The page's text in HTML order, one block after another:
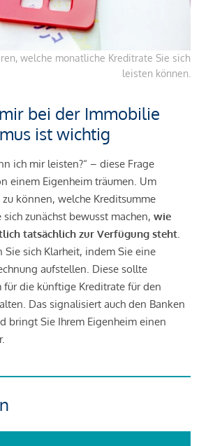
welche monatliche Kreditrate Sie sich
leisten können.
bei der Immobilie
ist wichtig
ich mir leisten?“ – diese Frage
einem Eigenheim träumen. Um
können, welche Kreditsumme
zunächst bewusst machen, wie
tatsächlich zur Verfügung steht.
Sie sich Klarheit, indem Sie eine
aufstellen. Diese sollte
für die künftige Kreditrate für den
Das signalisiert auch den Banken
bringt Sie Ihrem Eigenheim einen